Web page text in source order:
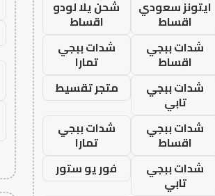
ايتونز سعودي
اقساط
شحن يلا لودو
اقساط
شدات ببجي
اقساط
شدات ببجي
تمارا
شدات ببجي
تابي
متجر تقسيط
شدات ببجي
اقساط
شدات ببجي
تمارا
شدات ببجي
تابي
فور يو ستور